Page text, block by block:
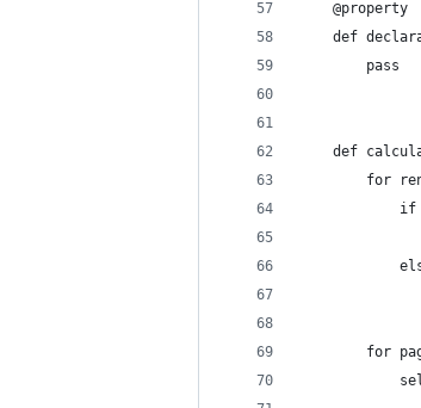
    @property
def
        pass
def
for
if
for